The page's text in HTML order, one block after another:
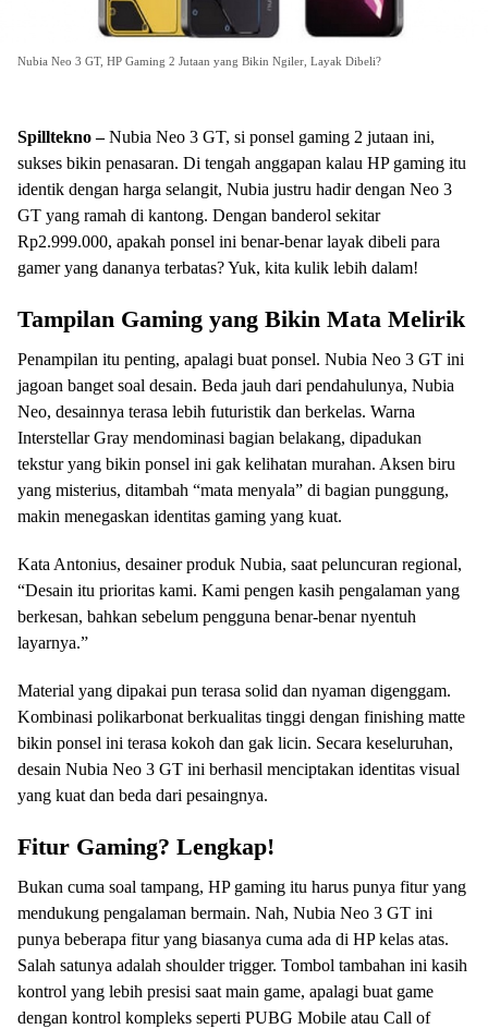
Nubia Neo 3 GT, HP Gaming 2 Jutaan yang Bikin Ngiler, Layak Dibeli?
Spilltekno –Nubia Neo 3 GT, si ponsel gaming 2 jutaan ini,
sukses bikin penasaran. Di tengah anggapan kalau HP gaming itu
identik dengan harga selangit, Nubia justru hadir dengan Neo 3
GT yang ramah di kantong. Dengan banderol sekitar
Rp2.999.000, apakah ponsel ini benar-benar layak dibeli para
gamer yang dananya terbatas? Yuk, kita kulik lebih dalam!
Tampilan Gaming yang Bikin Mata Melirik
Penampilan itu penting, apalagi buat ponsel. Nubia Neo 3 GT ini
jagoan banget soal desain. Beda jauh dari pendahulunya, Nubia
Neo, desainnya terasa lebih futuristik dan berkelas. Warna
Interstellar Gray mendominasi bagian belakang, dipadukan
tekstur yang bikin ponsel ini gak kelihatan murahan. Aksen biru
yang misterius, ditambah “mata menyala” di bagian punggung,
makin menegaskan identitas gaming yang kuat.
Kata Antonius, desainer produk Nubia, saat peluncuran regional,
“Desain itu prioritas kami. Kami pengen kasih pengalaman yang
berkesan, bahkan sebelum pengguna benar-benar nyentuh
layarnya.”
Material yang dipakai pun terasa solid dan nyaman digenggam.
Kombinasi polikarbonat berkualitas tinggi dengan finishing matte
bikin ponsel ini terasa kokoh dan gak licin. Secara keseluruhan,
desain Nubia Neo 3 GT ini berhasil menciptakan identitas visual
yang kuat dan beda dari pesaingnya.
Fitur Gaming? Lengkap!
Bukan cuma soal tampang, HP gaming itu harus punya fitur yang
mendukung pengalaman bermain. Nah, Nubia Neo 3 GT ini
punya beberapa fitur yang biasanya cuma ada di HP kelas atas.
Salah satunya adalah shoulder trigger. Tombol tambahan ini kasih
kontrol yang lebih presisi saat main game, apalagi buat game
dengan kontrol kompleks seperti PUBG Mobile atau Call of